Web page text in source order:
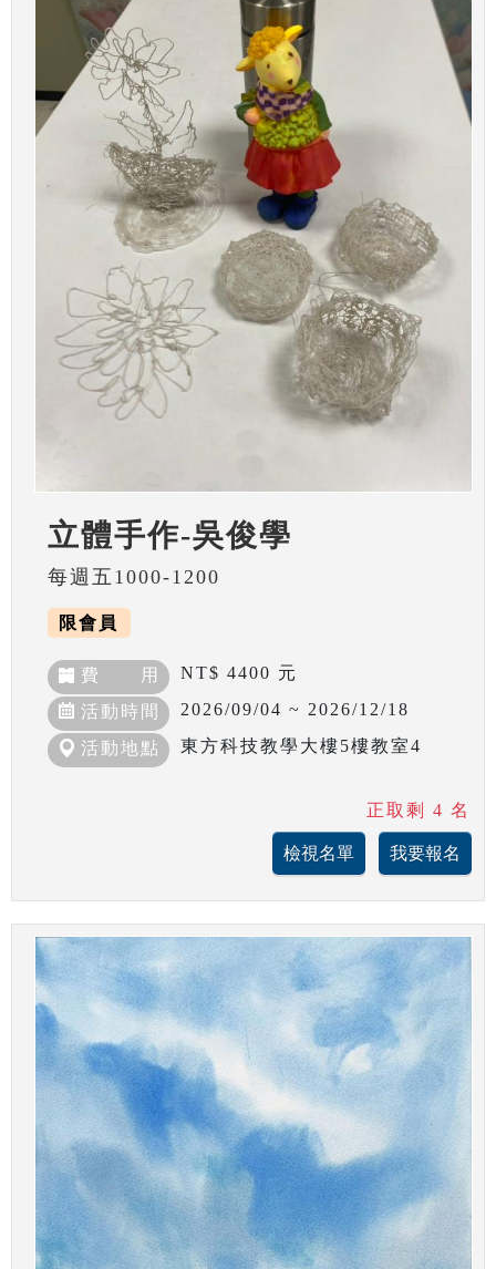
立體手作-吳俊學
每週五1000-1200
限會員
費 用 NT$ 4400 元
活動時間 2026/09/04 ~ 2026/12/18
活動地點 東方科技教學大樓5樓教室4
正取剩 4 名